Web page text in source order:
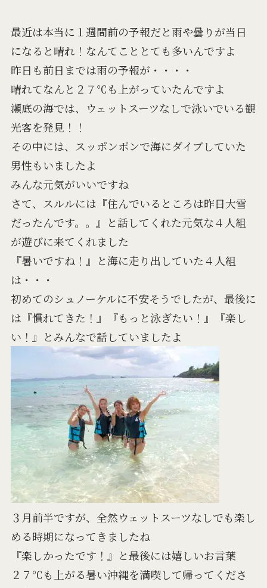
最近は本当に１週間前の予報だと雨や曇りが当日
になると晴れ！なんてこととても多いんですよ
昨日も前日までは雨の予報が・・・・
晴れてなんと２７℃も上がっていたんですよ
瀬底の海では、ウェットスーツなしで泳いでいる観
光客を発見！！
その中には、スッポンポンで海にダイブしていた
男性もいましたよ
みんな元気がいいですね
さて、スルルには『住んでいるところは昨日大雪
だったんです。。』と話してくれた元気な４人組
が遊びに来てくれました
『暑いですね！』と海に走り出していた４人組
は・・・
初めてのシュノーケルに不安そうでしたが、最後に
は『慣れてきた！』『もっと泳ぎたい！』『楽し
い！』とみんなで話していましたよ
３月前半ですが、全然ウェットスーツなしでも楽し
める時期になってきましたね
『楽しかったです！』と最後には嬉しいお言葉
２７℃も上がる暑い沖縄を満喫して帰ってくださ